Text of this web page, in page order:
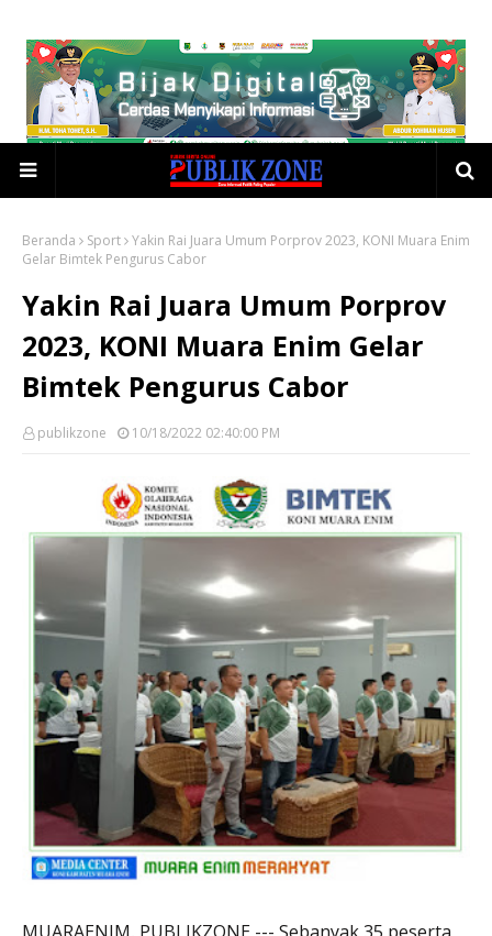
Beranda Sport Yakin Rai Juara Umum Porprov 2023, KONI Muara Enim
Gelar Bimtek Pengurus Cabor
Yakin Rai Juara Umum Porprov
2023, KONI Muara Enim Gelar
Bimtek Pengurus Cabor
publikzone 10/18/2022 02:40:00 PM